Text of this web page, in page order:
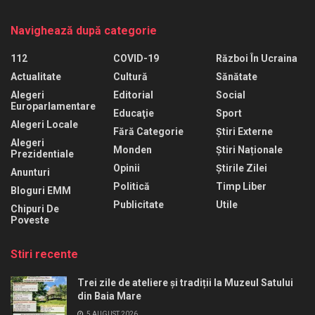
Navighează după categorie
112
Actualitate
Alegeri
Europarlamentare
Alegeri Locale
Alegeri
Prezidentiale
Anunturi
Bloguri EMM
Chipuri De
Poveste
COVID-19
Cultură
Editorial
Educaţie
Fără Categorie
Monden
Opinii
Politică
Publicitate
Război În Ucraina
Sănătate
Social
Sport
Știri Externe
Știri Naționale
Știrile Zilei
Timp Liber
Utile
Stiri recente
Trei zile de ateliere și tradiții la Muzeul Satului
din Baia Mare